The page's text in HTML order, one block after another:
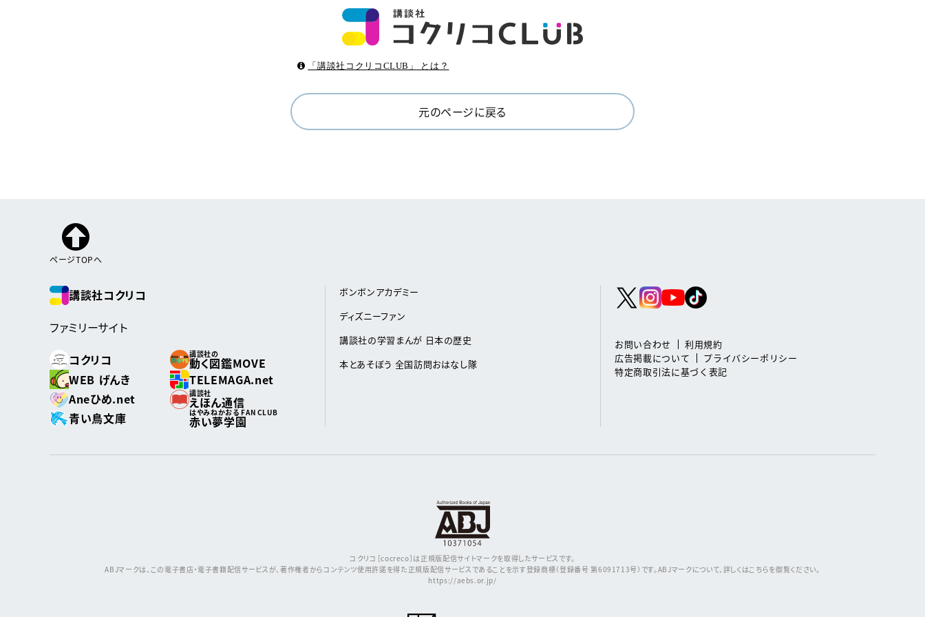
「講談社コクリコCLUB」 とは？
元のページに戻る
ページTOPへ
講談社コクリコ
ファミリーサイト
コクリコ
講談社の
動く図鑑MOVE
WEB げんき
TELEMAGA.net
Aneひめ.net
講談社
えほん通信
青い鳥文庫
はやみねかおる FAN CLUB
赤い夢学園
ボンボンアカデミー
ディズニーファン
講談社の学習まんが 日本の歴史
本とあそぼう 全国訪問おはなし隊
お問い合わせ
利用規約
広告掲載について
プライバシーポリシー
特定商取引法に基づく表記
コクリコ［cocreco］は正規版配信サイトマークを取得したサービスです。
ABJマークは、この電子書店・電子書籍配信サービスが、著作権者からコンテンツ使用許諾を得た正規版配信サービスであることを示す登録商標（登録番号 第6091713号）です。ABJマークについて、詳しくはこちらを御覧ください。
https://aebs.or.jp/